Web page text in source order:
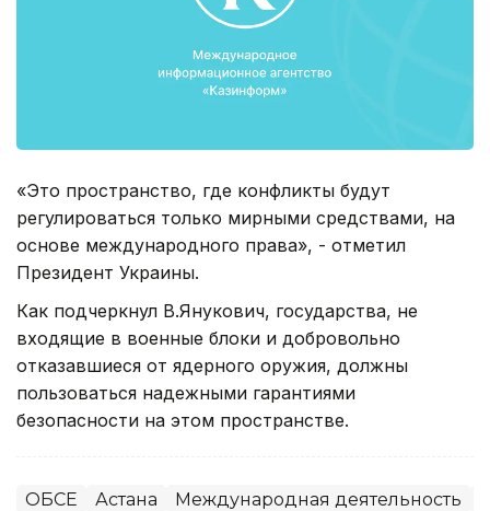
«Это пространство, где конфликты будут
регулироваться только мирными средствами, на
основе международного права», - отметил
Президент Украины.
Как подчеркнул В.Янукович, государства, не
входящие в военные блоки и добровольно
отказавшиеся от ядерного оружия, должны
пользоваться надежными гарантиями
безопасности на этом пространстве.
ОБСЕ Астана Международная деятельность